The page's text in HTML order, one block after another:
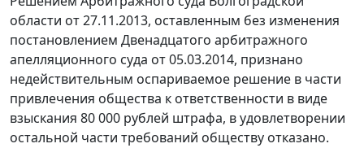
области от 27.11.2013, оставленным без изменения
постановлением Двенадцатого арбитражного
апелляционного суда от 05.03.2014, признано
недействительным оспариваемое решение в части
привлечения общества к ответственности в виде
взыскания 80 000 рублей штрафа, в удовлетворении
остальной части требований обществу отказано.